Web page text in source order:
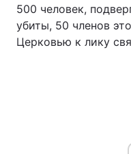
500 человек,
убиты, 50 членов
Церковью к лику